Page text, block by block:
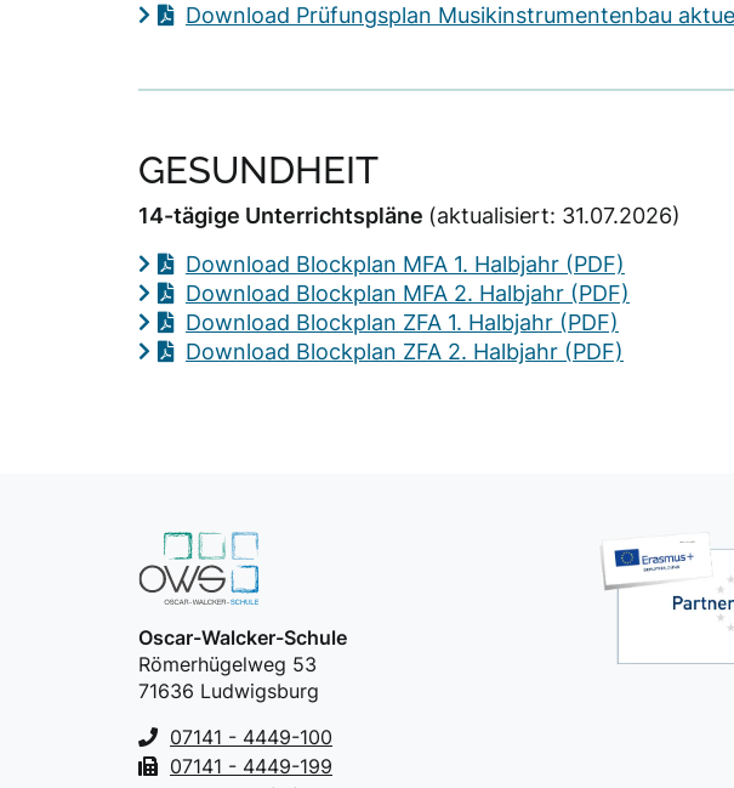
Download Prüfungsplan Musikinstrumentenbau
GESUNDHEIT
14-tägige Unterrichtspläne (aktualisiert: 31.07.2026)
Download Blockplan MFA 1. Halbjahr (PDF)
Download Blockplan MFA 2. Halbjahr (PDF)
Download Blockplan ZFA 1. Halbjahr (PDF)
Download Blockplan ZFA 2. Halbjahr (PDF)
Oscar-Walcker-Schule
Römerhügelweg 53
71636 Ludwigsburg
07141 - 4449-100
07141 - 4449-199